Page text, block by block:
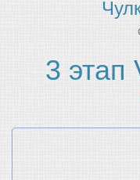
3 этап